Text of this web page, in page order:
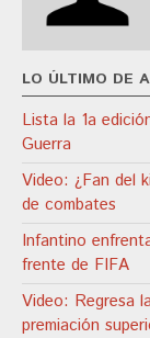
LO ÚLTIMO DE
Lista la 1a
Guerra
Video: ¿Fan del
de combates
Infantino
frente de FIFA
Video: Regresa
premiación